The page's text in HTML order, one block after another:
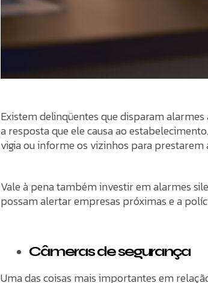
Existem delinqüentes que disparam
a resposta que ele causa ao
vigia ou informe os vizinhos para
Vale à pena também investir em alarmes
possam alertar empresas próximas e a
Câmeras de segurança
Uma das coisas mais importantes em